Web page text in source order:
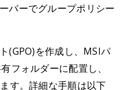
バーでグループポリシー
(GPO)を作成し、MSIパ
フォルダーに配置し、
す。詳細な手順は以下